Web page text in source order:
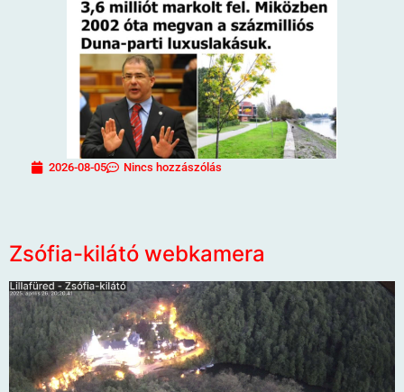
2026-08-05 Nincs hozzászólás
Zsófia-kilátó webkamera